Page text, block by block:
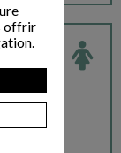
offrir